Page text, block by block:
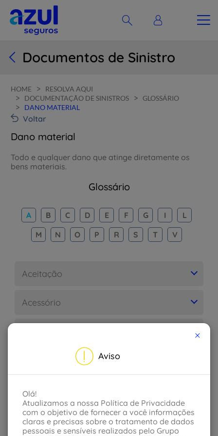
Documentos de Sinistro
HOME > RESOLVA AQUI
> DOCUMENTAÇÃO DE SINISTROS > GLOSSÁRIO
> DANO MATERIAL
Voltar
Dano material
Todo e qualquer dano que atinge diretamente os
bens materiais.
Glossário
A B C D E F G I
L
M
N O P R S T V
Aceitação
Acessório
Acidente de trânsito
Acidente pessoal
Acidente pessoal de passageiros
Aviso
×
Olá!
Atualizamos a nossa Política de Privacidade
com o objetivo de fornecer a você informações
claras e precisas sobre o tratamento de dados
pessoais e sensíveis realizados pelo Grupo